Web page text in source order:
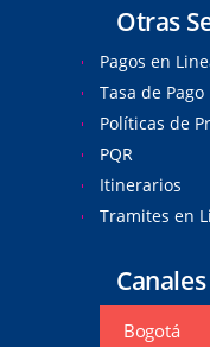
Otras
Pagos en
Tasa de
Políticas de
PQR
Itinerarios
Tramites en
Bogotá